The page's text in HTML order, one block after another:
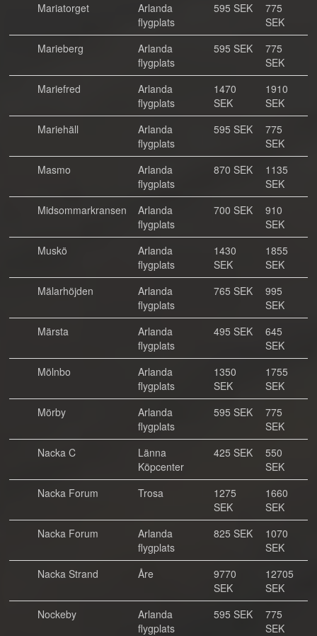
Mariatorget
Arlanda
flygplats
595 SEK
775
SEK
Marieberg
Arlanda
flygplats
595 SEK
775
SEK
Mariefred
Arlanda
flygplats
1470
SEK
1910
SEK
Mariehäll
Arlanda
flygplats
595 SEK
775
SEK
Masmo
Arlanda
flygplats
870 SEK
1135
SEK
Midsommarkransen
Arlanda
flygplats
700 SEK
910
SEK
Muskö
Arlanda
flygplats
1430
SEK
1855
SEK
Mälarhöjden
Arlanda
flygplats
765 SEK
995
SEK
Märsta
Arlanda
flygplats
495 SEK
645
SEK
Mölnbo
Arlanda
flygplats
1350
SEK
1755
SEK
Mörby
Arlanda
flygplats
595 SEK
775
SEK
Nacka C
Länna
Köpcenter
425 SEK
550
SEK
Nacka Forum
Trosa
1275
SEK
1660
SEK
Nacka Forum
Arlanda
flygplats
825 SEK
1070
SEK
Nacka Strand
Åre
9770
SEK
12705
SEK
Nockeby
Arlanda
flygplats
595 SEK
775
SEK